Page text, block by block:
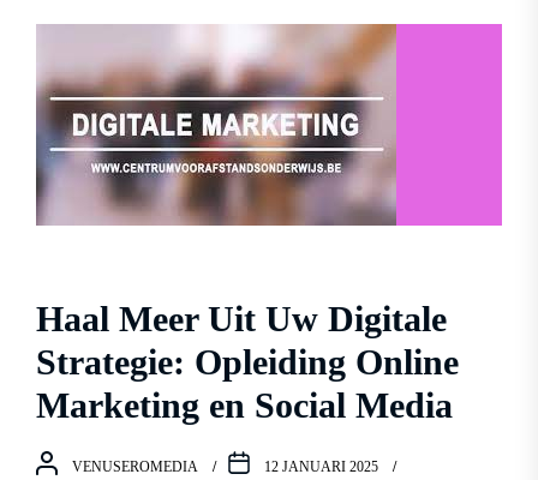
Haal Meer Uit Uw Digitale
Strategie: Opleiding Online
Marketing en Social Media
VENUSEROMEDIA 12 JANUARI 2025